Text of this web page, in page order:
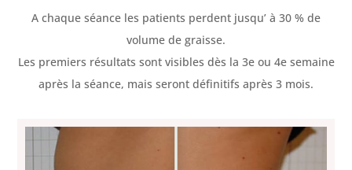
A chaque séance les patients perdent jusqu’ à 30 % de
volume de graisse.
Les premiers résultats sont visibles dès la 3e ou 4e semaine
après la séance, mais seront définitifs après 3 mois.